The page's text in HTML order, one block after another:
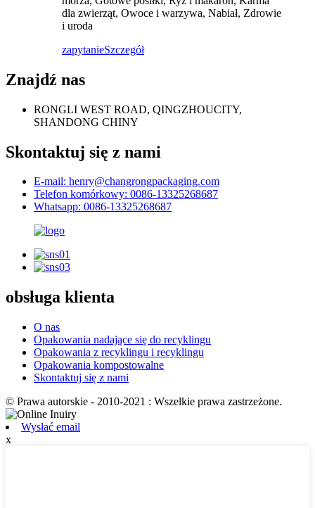
dla zwierząt, Owoce i warzywa, Nabiał, Zdrowie
i uroda
zapytanieSzczegół
Znajdź nas
RONGLI WEST ROAD, QINGZHOUCITY,
SHANDONG CHINY
Skontaktuj się z nami
E-mail: henry@changrongpackaging.com
Telefon komórkowy: 0086-13325268687
Whatsapp: 0086-13325268687
obsługa klienta
O nas
Opakowania nadające się do recyklingu
Opakowania z recyklingu i recyklingu
Opakowania kompostowalne
Skontaktuj się z nami
© Prawa autorskie - 2010-2021 : Wszelkie prawa zastrzeżone.
Wysłać email
x